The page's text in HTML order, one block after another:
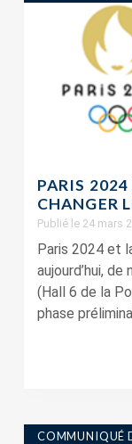
PARIS
CHANGER
Publié le 24 mars
Paris 2024 et
aujourd’hui, de
(Hall 6 de la
phase
COMMUNIQUÉ